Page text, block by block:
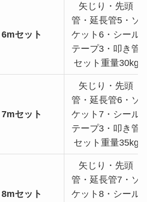
6mセット
矢じり・先頭
管・延長管5・ソ
ケット6・シール
テープ3・叩き管
セット重量30kg
7mセット
矢じり・先頭
管・延長管6・ソ
ケット7・シール
テープ3・叩き管
セット重量35kg
8mセット
矢じり・先頭
管・延長管7・ソ
ケット8・シール